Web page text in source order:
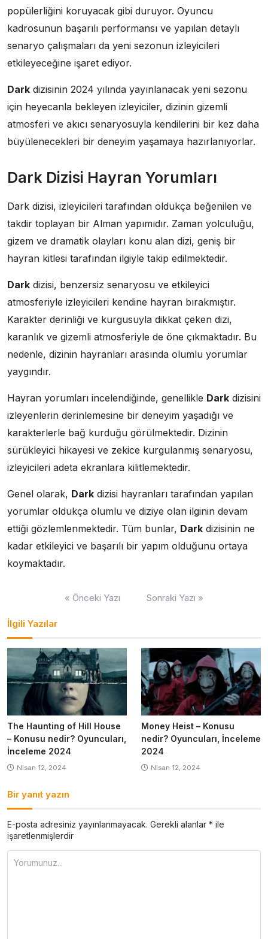
popülerliğini koruyacak gibi duruyor. Oyuncu
kadrosunun başarılı performansı ve yapılan detaylı
senaryo çalışmaları da yeni sezonun izleyicileri
etkileyeceğine işaret ediyor.
Dark dizisinin 2024 yılında yayınlanacak yeni sezonu
için heyecanla bekleyen izleyiciler, dizinin gizemli
atmosferi ve akıcı senaryosuyla kendilerini bir kez daha
büyülenecekleri bir deneyim yaşamaya hazırlanıyorlar.
Dark Dizisi Hayran Yorumları
Dark dizisi, izleyicileri tarafından oldukça beğenilen ve
takdir toplayan bir Alman yapımıdır. Zaman yolculuğu,
gizem ve dramatik olayları konu alan dizi, geniş bir
hayran kitlesi tarafından ilgiyle takip edilmektedir.
Dark dizisi, benzersiz senaryosu ve etkileyici
atmosferiyle izleyicileri kendine hayran bırakmıştır.
Karakter derinliği ve kurgusuyla dikkat çeken dizi,
karanlık ve gizemli atmosferiyle de öne çıkmaktadır. Bu
nedenle, dizinin hayranları arasında olumlu yorumlar
yaygındır.
Hayran yorumları incelendiğinde, genellikle Dark dizisini
izleyenlerin derinlemesine bir deneyim yaşadığı ve
karakterlerle bağ kurduğu görülmektedir. Dizinin
sürükleyici hikayesi ve zekice kurgulanmış senaryosu,
izleyicileri adeta ekranlara kilitlemektedir.
Genel olarak, Dark dizisi hayranları tarafından yapılan
yorumlar oldukça olumlu ve diziye olan ilginin devam
ettiği gözlemlenmektedir. Tüm bunlar, Dark dizisinin ne
kadar etkileyici ve başarılı bir yapım olduğunu ortaya
koymaktadır.
« Önceki Yazı Sonraki Yazı »
İlgili Yazılar
The Haunting of Hill House
– Konusu nedir? Oyuncuları,
İnceleme 2024
Nisan 12, 2024
Money Heist – Konusu
nedir? Oyuncuları, İnceleme
2024
Nisan 12, 2024
Bir yanıt yazın
E-posta adresiniz yayınlanmayacak. Gerekli alanlar * ile
işaretlenmişlerdir